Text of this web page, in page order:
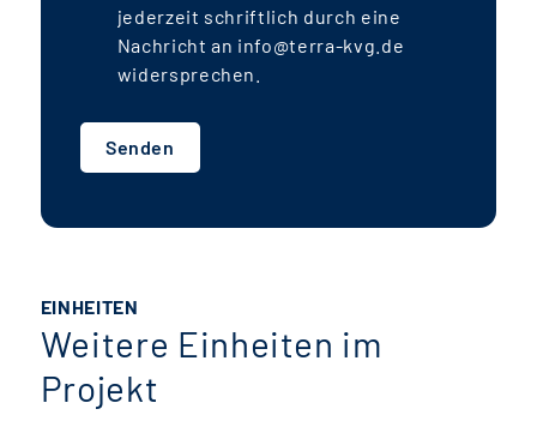
jederzeit schriftlich durch eine
Nachricht an info@terra-kvg.de
widersprechen.
Senden
EINHEITEN
Weitere Einheiten im
Projekt